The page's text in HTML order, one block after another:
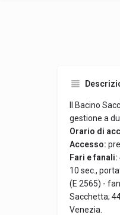
Il Bacino
gestione a
Orario di
Accesso:
Fari e fanali:
10 sec.,
(E 2565) -
Sacchetta;
Venezia.